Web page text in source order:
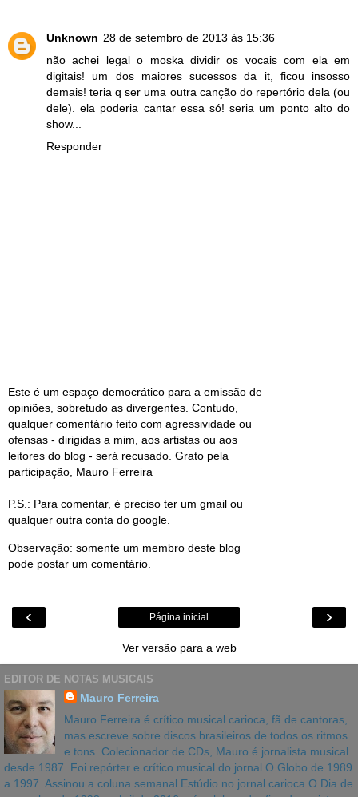
Unknown 28 de setembro de 2013 às 15:36
não achei legal o moska dividir os vocais com ela em
digitais! um dos maiores sucessos da it, ficou insosso
demais! teria q ser uma outra canção do repertório dela (ou
dele). ela poderia cantar essa só! seria um ponto alto do
show...
Responder
Este é um espaço democrático para a emissão de
opiniões, sobretudo as divergentes. Contudo,
qualquer comentário feito com agressividade ou
ofensas - dirigidas a mim, aos artistas ou aos
leitores do blog - será recusado. Grato pela
participação, Mauro Ferreira
P.S.: Para comentar, é preciso ter um gmail ou
qualquer outra conta do google.
Observação: somente um membro deste blog
pode postar um comentário.
‹ ›
Página inicial
Ver versão para a web
EDITOR DE NOTAS MUSICAIS
Mauro Ferreira
Mauro Ferreira é crítico musical carioca, fã de cantoras,
mas escreve sobre discos brasileiros de todos os ritmos
e tons. Colecionador de CDs, Mauro é jornalista musical
desde 1987. Foi repórter e crítico musical do jornal O Globo de 1989
a 1997. Assinou a coluna semanal Estúdio no jornal carioca O Dia de